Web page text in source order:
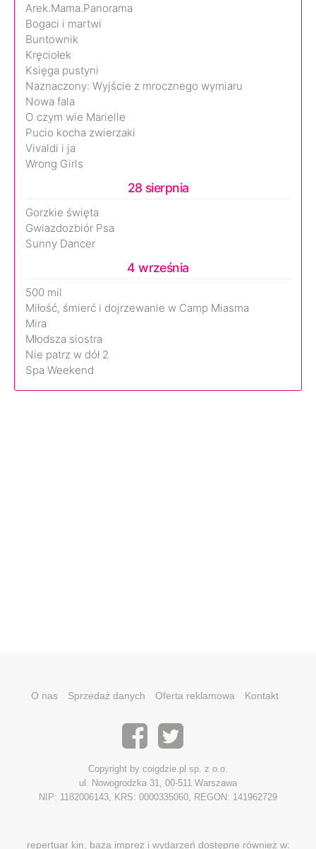
Arek.Mama.Panorama
Bogaci i martwi
Buntownik
Kręciołek
Księga pustyni
Naznaczony: Wyjście z mrocznego wymiaru
Nowa fala
O czym wie Marielle
Pucio kocha zwierzaki
Vivaldi i ja
Wrong Girls
28 sierpnia
Gorzkie święta
Gwiazdozbiór Psa
Sunny Dancer
4 września
500 mil
Miłość, śmierć i dojrzewanie w Camp Miasma
Mira
Młodsza siostra
Nie patrz w dół 2
Spa Weekend
O nas Sprzedaż danych Oferta reklamowa Kontakt
Copyright by coigdzie.pl sp. z o.o.
ul. Nowogrodzka 31, 00-511 Warszawa
NIP: 1182006143, KRS: 0000335060, REGON: 141962729
repertuar kin, baza imprez i wydarzeń dostępne również w: